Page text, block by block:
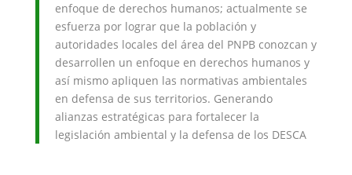
enfoque de derechos humanos; actualmente se
esfuerza por lograr que la población y
autoridades locales del área del PNPB conozcan y
desarrollen un enfoque en derechos humanos y
así mismo apliquen las normativas ambientales
en defensa de sus territorios. Generando
alianzas estratégicas para fortalecer la
legislación ambiental y la defensa de los DESCA